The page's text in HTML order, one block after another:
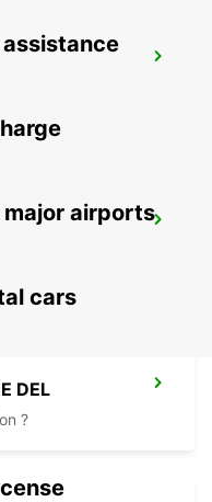
DEL
airports
cars
?